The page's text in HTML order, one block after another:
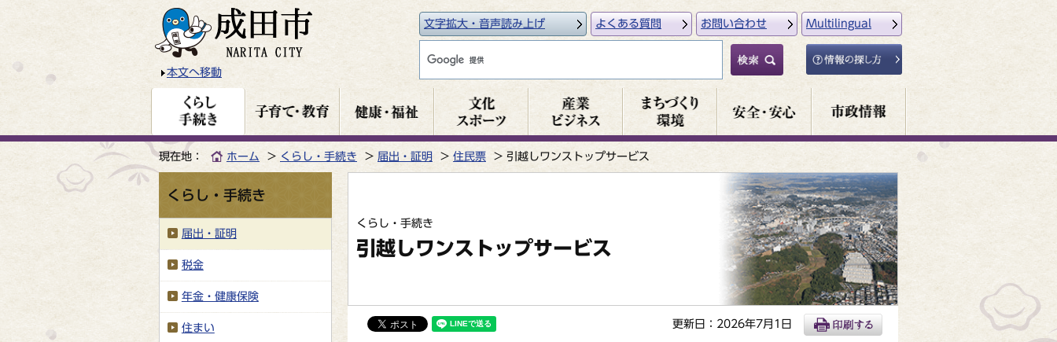
本文へ移動
文字拡大・音声読み上げ よくある質問 お問い合わせ Multilingual
現在地： ホーム くらし・手続き 届出・証明 住民票 引越しワンストップサービス
くらし・手続き
引越しワンストップサービス
更新日：2026年7月1日
くらし・手続き
届出・証明
税金
年金・健康保険
住まい